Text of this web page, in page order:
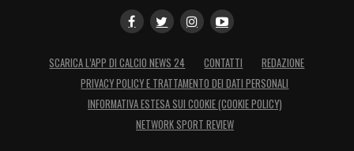
derby italiano di mercato. La valutazione
20 milioni di euro, bonus compresi.
Una cifra sostenibile per l’Inter, soprattutto
se confrontata con l’investimento previsto
SCARICA L’APP DI CALCIO NEWS 24 CONTATTI
REDAZIONE
PRIVACY POLICY E TRATTAMENTO DEI DATI PERSONALI
INFORMATIVA ESTESA SUI COOKIE (COOKIE POLICY)
NETWORK SPORT REVIEW